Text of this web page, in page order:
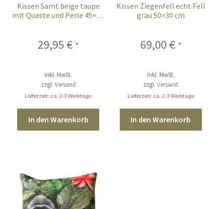
Kissen Samt beige taupe
mit Quaste und Perle 45×45
29,95 € *
Inkl. MwSt.
zzgl. Versand
Lieferzeit: ca. 2-3 Werktage
In den Warenkorb
Kissen Ziegenfell echt Fell
grau 50×30 cm
69,00 € *
Inkl. MwSt.
zzgl.Versand
Lieferzeit: ca. 2-3 Werktage
In den Warenkorb